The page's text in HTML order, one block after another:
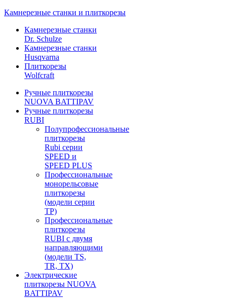
Камнерезные станки и плиткорезы
Камнерезные станки
Dr. Schulze
Камнерезные станки
Husqvarna
Плиткорезы
Wolfcraft
Ручные плиткорезы
NUOVA BATTIPAV
Ручные плиткорезы
RUBI
Полупрофессиональные
плиткорезы
Rubi серии
SPEED и
SPEED PLUS
Профессиональные
монорельсовые
плиткорезы
(модели серии
TP)
Профессиональные
плиткорезы
RUBI с двумя
направляющими
(модели TS,
TR, TX)
Электрические
плиткорезы NUOVA
BATTIPAV